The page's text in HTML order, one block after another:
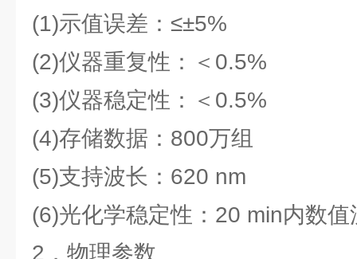
(1)示值误差：≤±5%
(2)仪器重复性：＜0.5%
(3)仪器稳定性：＜0.5%
(4)存储数据：800万组
(5)支持波长：620 nm
(6)光化学稳定性：20 min内数
2．物理参数